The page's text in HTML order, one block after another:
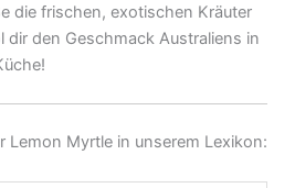
die frischen, exotischen Kräuter
dir den Geschmack Australiens in
Lemon Myrtle in unserem Lexikon: